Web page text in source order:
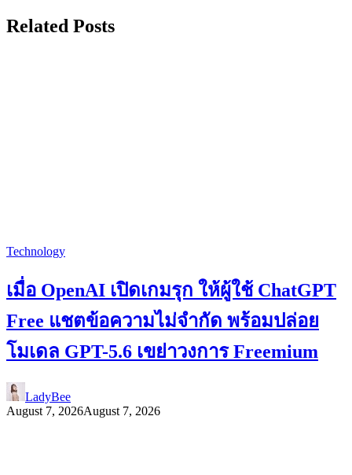
Related Posts
Technology
เมื่อ OpenAI เปิดเกมรุก ให้ผู้ใช้ ChatGPT
Free แชตข้อความไม่จำกัด พร้อมปล่อย
โมเดล GPT-5.6 เขย่าวงการ Freemium
LadyBee
August 7, 2026August 7, 2026